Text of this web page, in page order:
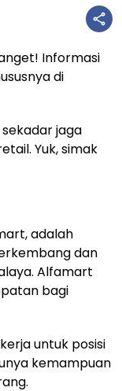
Informasi
di
jaga
Yuk, simak
adalah
dan
Alfamart
bagi
untuk posisi
kemampuan